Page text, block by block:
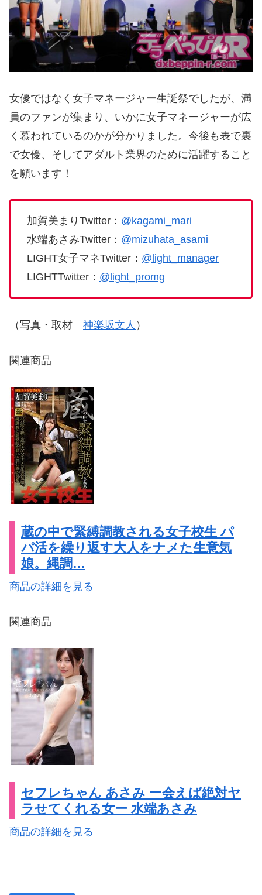
女優ではなく女子マネージャー生誕祭でしたが、満
員のファンが集まり、いかに女子マネージャーが広
く慕われているのかが分かりました。今後も表で裏
で女優、そしてアダルト業界のために活躍すること
を願います！
加賀美まりTwitter： @kagami_mari
水端あさみTwitter： @mizuhata_asami
LIGHT女子マネTwitter： @light_manager
LIGHTTwitter： @light_promg
（写真・取材 神楽坂文人 ）
関連商品
蔵の中で緊縛調教される女子校生 パ
パ活を繰り返す大人をナメた生意気
娘。縄調…
商品の詳細を見る
関連商品
セフレちゃん あさみ ー会えば絶対ヤ
ラせてくれる女ー 水端あさみ
商品の詳細を見る